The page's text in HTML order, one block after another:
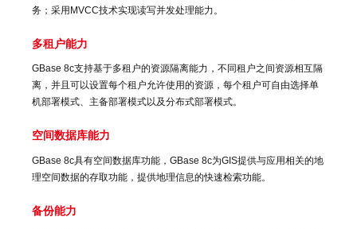
务；采用MVCC技术实现读写并发处理能力。
多租户能力
GBase 8c支持基于多租户的资源隔离能力，不同租户之间资源相互隔
离，并且可以设置每个租户允许使用的资源，每个租户可自由选择单
机部署模式、主备部署模式以及分布式部署模式。
空间数据库能力
GBase 8c具有空间数据库功能，GBase 8c为GIS提供与应用相关的地
理空间数据的存取功能，提供地理信息的快速检索功能。
备份能力